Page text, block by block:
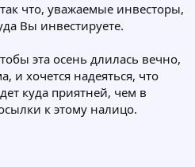
что, уважаемые инвесторы,
Вы инвестируете.
эта осень длилась вечно,
и хочется надеяться, что
куда приятней, чем в
к этому налицо.